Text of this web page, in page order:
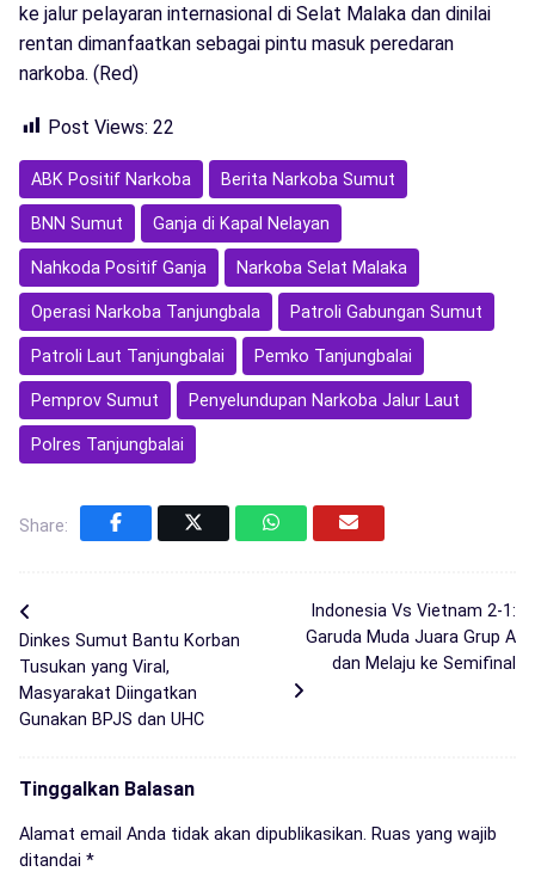
ke jalur pelayaran internasional di Selat Malaka dan dinilai
rentan dimanfaatkan sebagai pintu masuk peredaran
narkoba. (Red)
Post Views: 22
ABK Positif Narkoba Berita Narkoba Sumut
BNN Sumut Ganja di Kapal Nelayan
Nahkoda Positif Ganja Narkoba Selat Malaka
Operasi Narkoba Tanjungbala Patroli Gabungan Sumut
Patroli Laut Tanjungbalai Pemko Tanjungbalai
Pemprov Sumut Penyelundupan Narkoba Jalur Laut
Polres Tanjungbalai
Share:
Dinkes Sumut Bantu Korban
Tusukan yang Viral,
Masyarakat Diingatkan
Gunakan BPJS dan UHC
Indonesia Vs Vietnam 2-1:
Garuda Muda Juara Grup A
dan Melaju ke Semifinal
Tinggalkan Balasan
Alamat email Anda tidak akan dipublikasikan. Ruas yang wajib
ditandai *